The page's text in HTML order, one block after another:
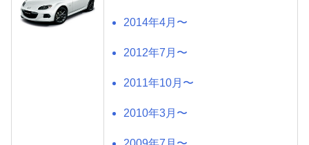
2014年4月〜
2012年7月〜
2011年10月〜
2010年3月〜